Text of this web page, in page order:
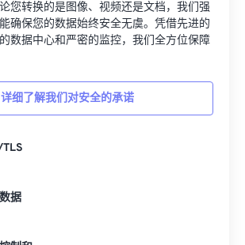
您转换的是图像、视频还是文档，我们强
确保您的数据始终安全无虞。凭借先进的
数据中心和严密的监控，我们全方位保障
详细了解我们对安全的承诺
据